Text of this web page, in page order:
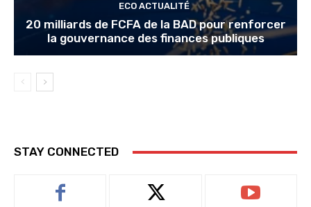
ECO ACTUALITÉ
20 milliards de FCFA de la BAD pour renforcer
la gouvernance des finances publiques
STAY CONNECTED